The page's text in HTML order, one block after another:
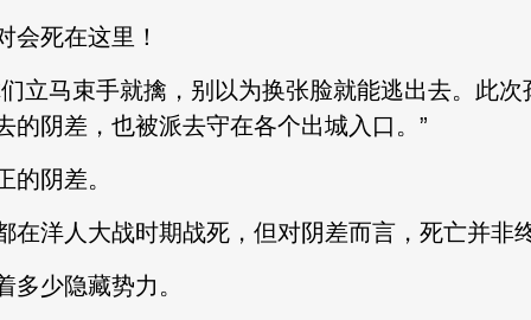
死在这里！
马束手就擒，别以为换张脸就能逃出去。此次
的阴差，也被派去守在各个出城入口。”
阴差。
人大战时期战死，但对阴差而言，死亡并非
少隐藏势力。